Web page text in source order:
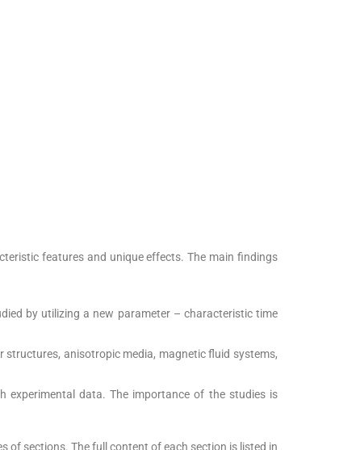
features and unique effects. The main findings
by utilizing a new parameter – characteristic time
anisotropic media, magnetic fluid systems,
data. The importance of the studies is
of sections. The full content of each section is listed in